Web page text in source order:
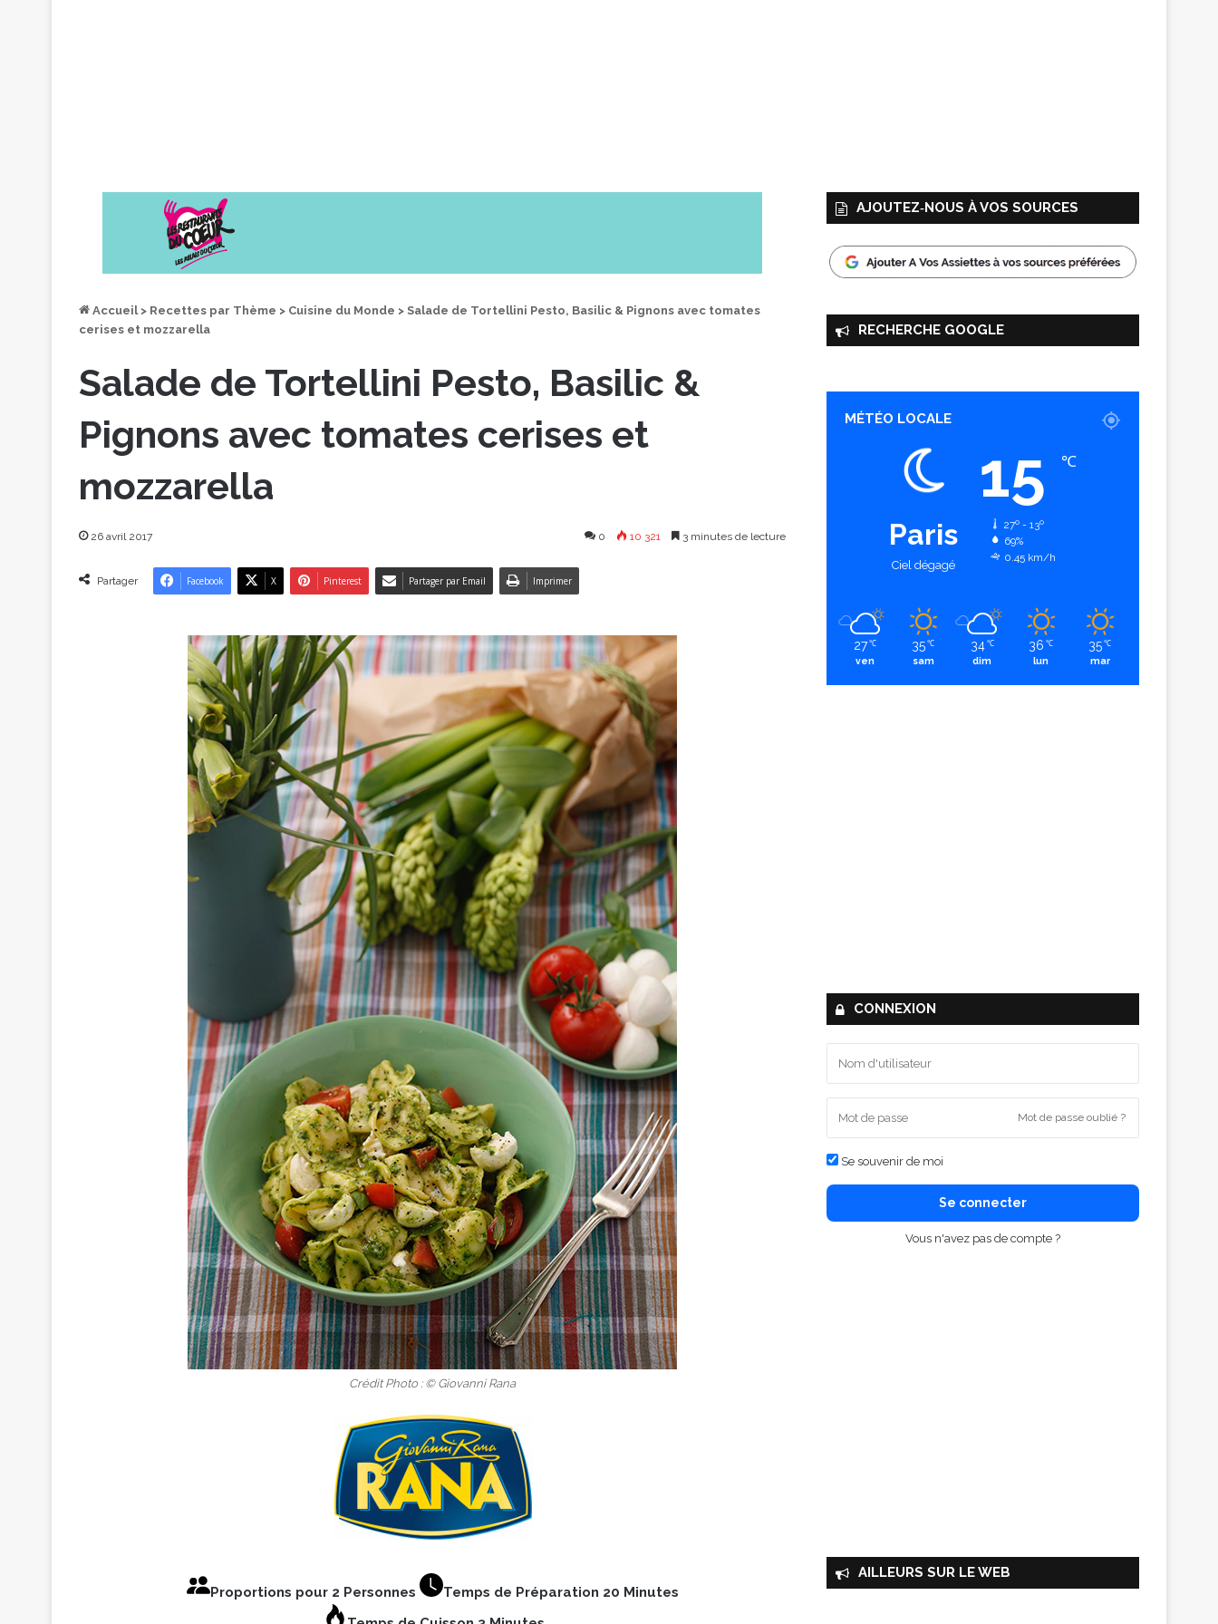
Accueil > Recettes par Thème > Cuisine du Monde > Salade de Tortellini Pesto, Basilic & Pignons avec tomates
cerises et mozzarella
Salade de Tortellini Pesto, Basilic &
Pignons avec tomates cerises et
mozzarella
26 avril 2017 0 10 321 3 minutes de lecture
Partager Facebook X Pinterest Partager par Email Imprimer
Crédit Photo : © Giovanni Rana
Proportions pour 2 Personnes
Temps de Préparation 20 Minutes
AJOUTEZ‑NOUS À VOS SOURCES
RECHERCHE GOOGLE
MÉTÉO LOCALE
Paris
Ciel dégagé
15 ℃
27º - 13º
69%
0.45 km/h
27 ℃
ven
35 ℃
sam
34 ℃
dim
36 ℃
lun
35 ℃
mar
CONNEXION
Mot de passe oublié ?
Se souvenir de moi
Se connecter
Vous n'avez pas de compte ?
AILLEURS SUR LE WEB